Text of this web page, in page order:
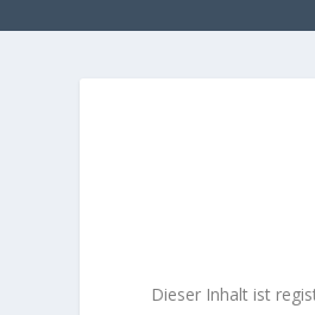
Dieser Inhalt ist